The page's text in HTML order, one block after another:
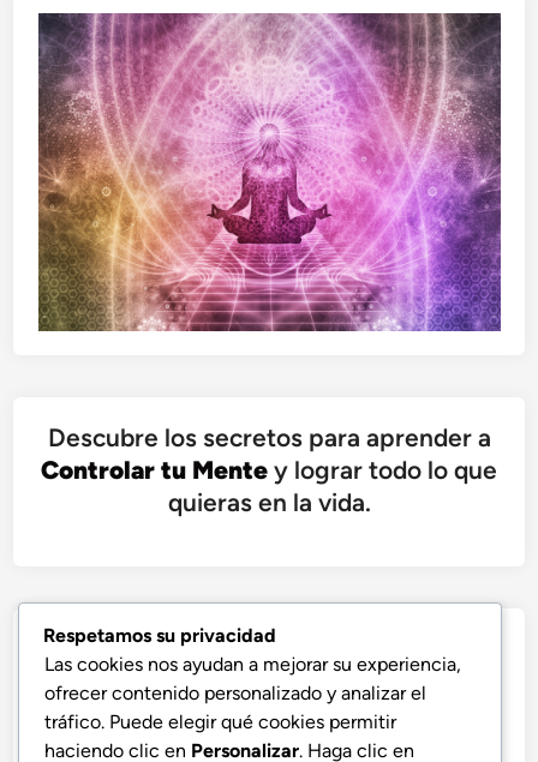
Descubre los secretos para aprender a
Controlar tu Mente y lograr todo lo que
quieras en la vida.
Respetamos su privacidad
Las cookies nos ayudan a mejorar su experiencia,
ofrecer contenido personalizado y analizar el
tráfico. Puede elegir qué cookies permitir
haciendo clic en Personalizar. Haga clic en